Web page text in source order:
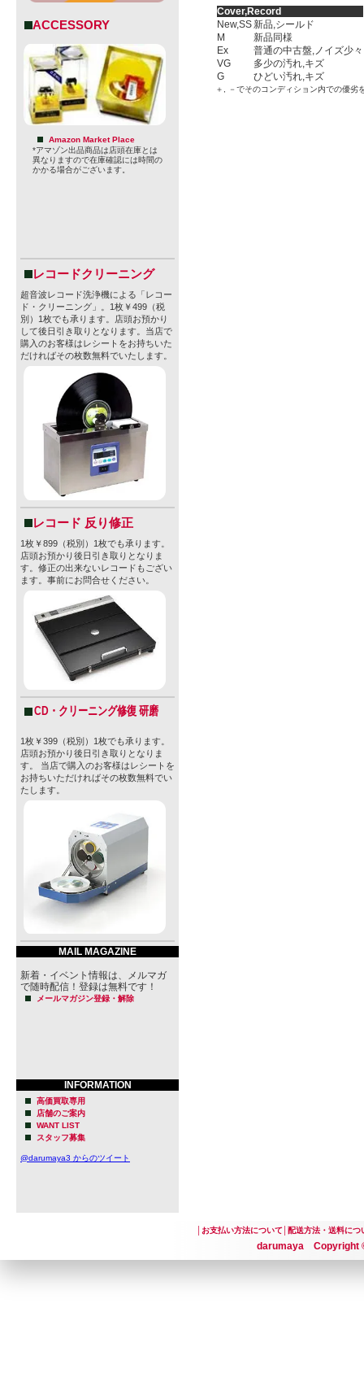
ACCESSORY
Amazon Market Place
*アマゾン出品商品は店頭在庫とは
異なりますので在庫確認には時間の
かかる場合がございます。
レコードクリーニング
超音波レコード洗浄機による「レコー
ド・クリーニング」。1枚￥499（税
別）1枚でも承ります。店頭お預かり
して後日引き取りとなります。当店で
購入のお客様はレシートをお持ちいた
だければその枚数無料でいたします。
レコード 反り修正
1枚￥899（税別）1枚でも承ります。
店頭お預かり後日引き取りとなりま
す。修正の出来ないレコードもござい
ます。事前にお問合せください。
CD・クリーニング修復 研磨
1枚￥399（税別）1枚でも承ります。
店頭お預かり後日引き取りとなりま
す。 当店で購入のお客様はレシートを
お持ちいただければその枚数無料でい
たします。
MAIL MAGAZINE
新着・イベント情報は、メルマガ
で随時配信！登録は無料です！
メールマガジン登録・解除
INFORMATION
高価買取専用
店舗のご案内
WANT LIST
スタッフ募集
@darumaya3 からのツイート
Cover,Record
New,SS新品,シールド
M
新品同様
Ex
普通の中古盤,ノイズ少々
VG
多少の汚れ,キズ
G
ひどい汚れ,キズ
＋, －でそのコンディション内での優劣
お支払い方法について│ 配送方法・送料につ
darumaya Copyright